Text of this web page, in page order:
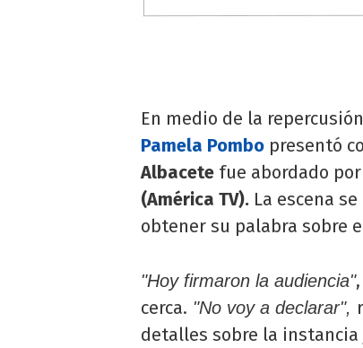
En medio de la
Pamela Pombo presentó
Albacete fue abordado
(América TV). La escena
obtener su palabra sobre
"Hoy firmaron la audiencia"
cerca. "No voy a declarar",
detalles sobre la